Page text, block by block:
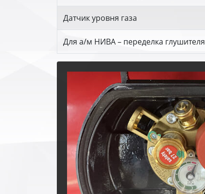
Датчик уровня газа
Для а/м НИВА – переделка глушителя